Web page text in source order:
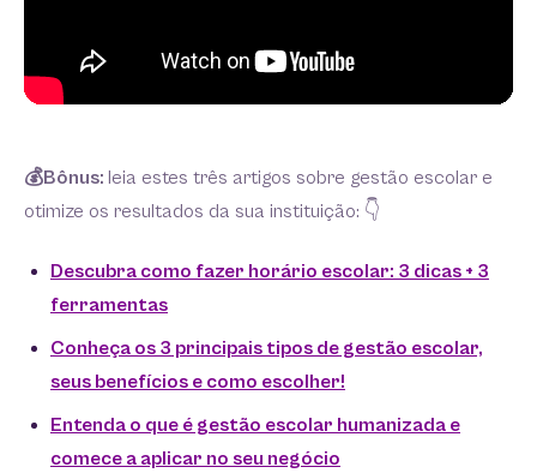
💰Bônus: leia estes três artigos sobre gestão escolar e
otimize os resultados da sua instituição: 👇
Descubra como fazer horário escolar: 3 dicas + 3
ferramentas
Conheça os 3 principais tipos de gestão escolar,
seus benefícios e como escolher!
Entenda o que é gestão escolar humanizada e
comece a aplicar no seu negócio